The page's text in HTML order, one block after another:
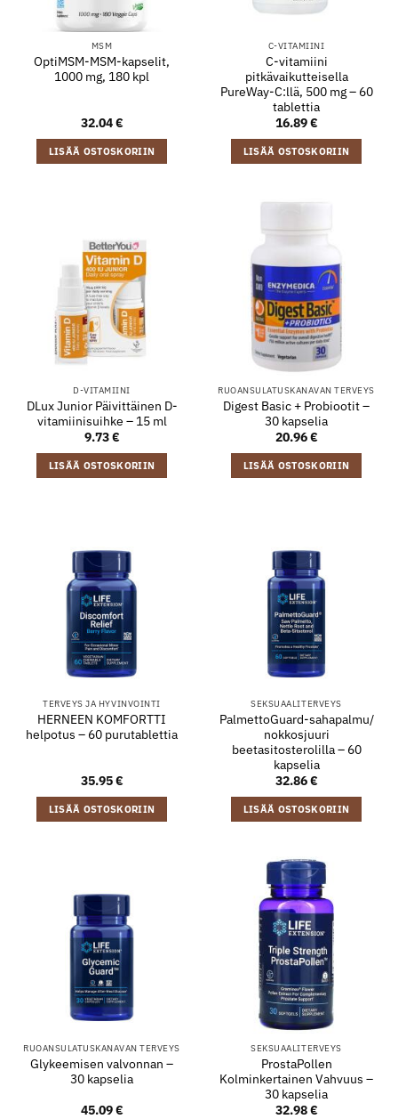
MSM
OptiMSM-MSM-kapselit,
1000 mg, 180 kpl
32.04€
LISÄÄ OSTOSKORIIN
C-VITAMIINI
C-vitamiini
pitkävaikutteisella
PureWay-C:llä, 500 mg – 60
tablettia
16.89€
LISÄÄ OSTOSKORIIN
D-VITAMIINI
DLux Junior Päivittäinen D-
vitamiinisuihke – 15 ml
9.73€
LISÄÄ OSTOSKORIIN
RUOANSULATUSKANAVAN TERVEYS
Digest Basic + Probiootit –
30 kapselia
20.96€
LISÄÄ OSTOSKORIIN
TERVEYS JA HYVINVOINTI
HERNEEN KOMFORTTI
helpotus – 60 purutablettia
35.95€
LISÄÄ OSTOSKORIIN
SEKSUAALITERVEYS
PalmettoGuard-sahapalmu/
nokkosjuuri
beetasitosterolilla – 60
kapselia
32.86€
LISÄÄ OSTOSKORIIN
RUOANSULATUSKANAVAN TERVEYS
Glykeemisen valvonnan –
30 kapselia
45.09€
SEKSUAALITERVEYS
ProstaPollen
Kolminkertainen Vahvuus –
30 kapselia
32.98€